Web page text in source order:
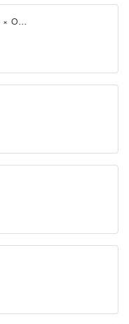
× OSTROVICA